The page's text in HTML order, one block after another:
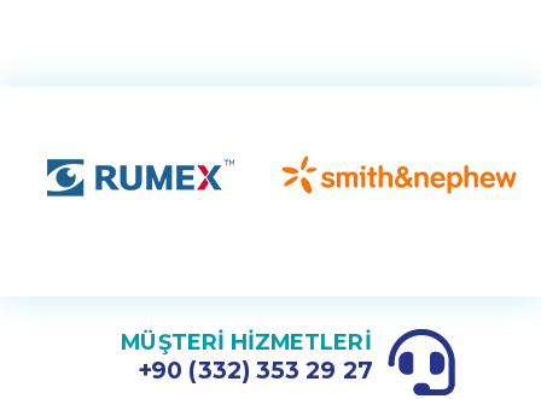
MÜŞTERİ HİZMETLERİ
+90 (332) 353 29 27